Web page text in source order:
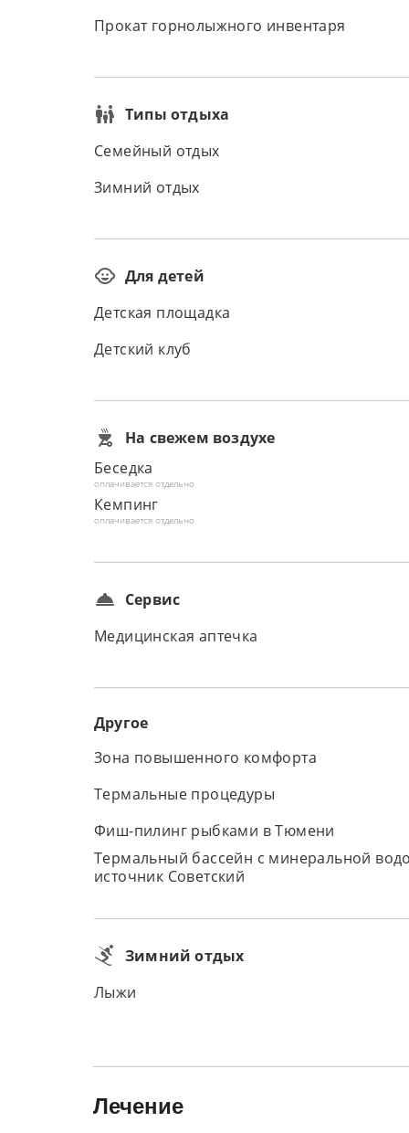
Прокат горнолыжного инвентаря
Типы отдыха
Семейный отдых
Зимний отдых
Для детей
Детская площадка
Детский клуб
На свежем воздухе
Беседка
оплачивается отдельно
Кемпинг
оплачивается отдельно
Сервис
Медицинская аптечка
Другое
Зона повышенного комфорта
Термальные процедуры
Фиш-пилинг рыбками в Тюмени
Термальный бассейн с минеральной
источник Советский
Зимний отдых
Лыжи
Лечение